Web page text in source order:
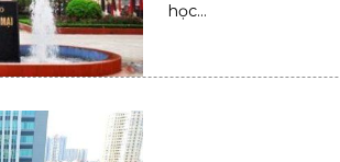
học...